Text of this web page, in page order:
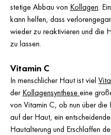
stetige Abbau von Kollagen.
kann helfen, dass
wieder zu reaktivieren und die
zu lassen.
Vitamin C
In menschlicher Haut ist viel
derKollagensyntheseeine
von Vitamin C, ob nun über
auf der Haut, ein
Hautalterung und Erschlaffen